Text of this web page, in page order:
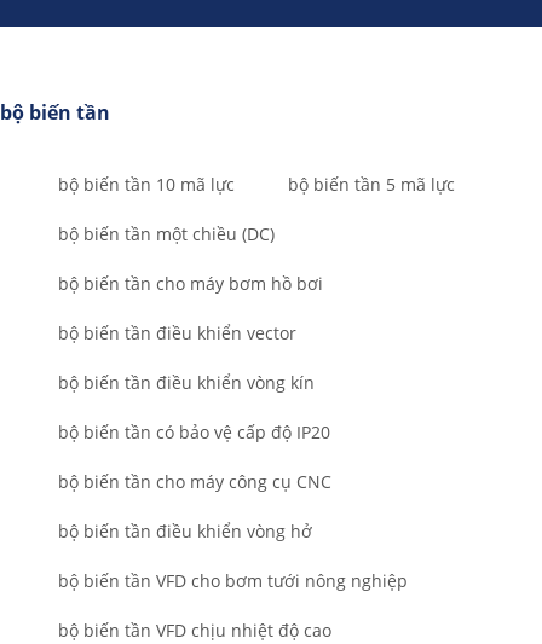
bộ biến tần
bộ biến tần 10 mã lực bộ biến tần 5 mã lực
bộ biến tần một chiều (DC)
bộ biến tần cho máy bơm hồ bơi
bộ biến tần điều khiển vector
bộ biến tần điều khiển vòng kín
bộ biến tần có bảo vệ cấp độ IP20
bộ biến tần cho máy công cụ CNC
bộ biến tần điều khiển vòng hở
bộ biến tần VFD cho bơm tưới nông nghiệp
bộ biến tần VFD chịu nhiệt độ cao